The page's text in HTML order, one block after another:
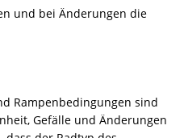
und bei Änderungen die
Rampenbedingungen sind
Gefälle und Änderungen